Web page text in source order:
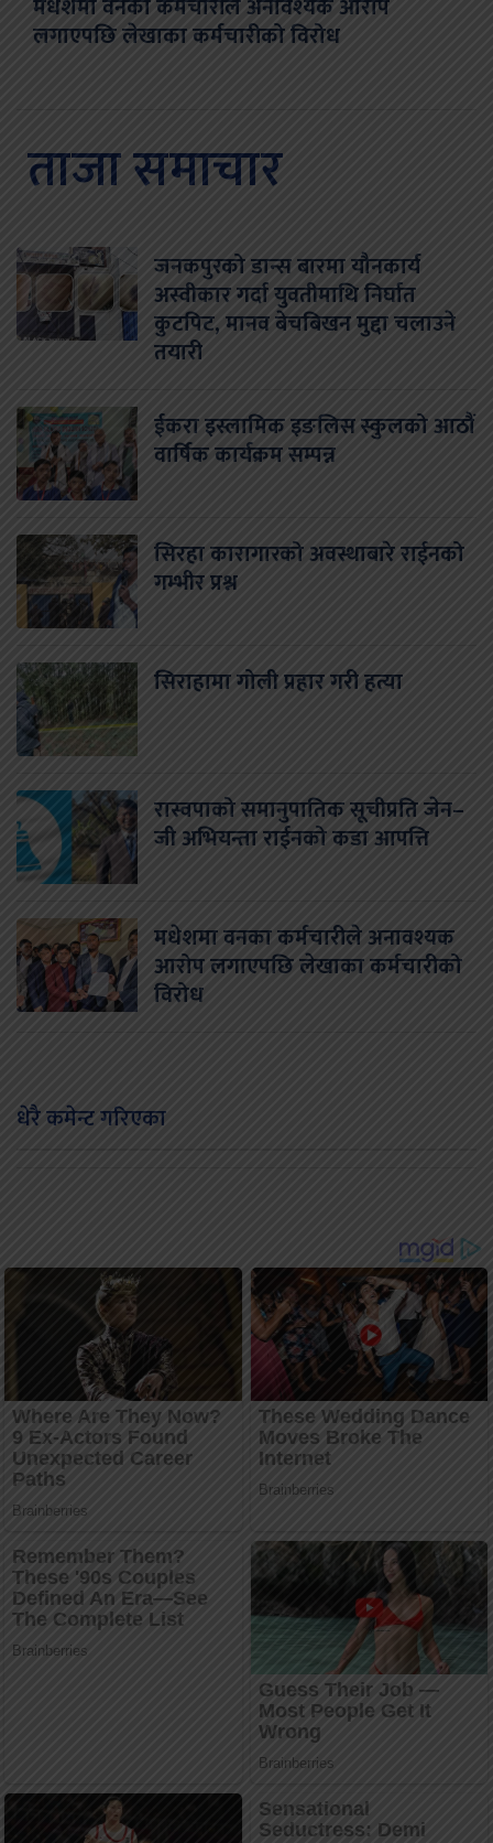
लगाएपछि लेखाका कर्मचारीको विरोध
ताजा समाचार
जनकपुरको डान्स बारमा यौनकार्य
अस्वीकार गर्दा युवतीमाथि निर्घात
कुटपिट, मानव बेचबिखन मुद्दा चलाउने
तयारी
ईकरा इस्लामिक इङलिस स्कुलको आठौं
वार्षिक कार्यक्रम सम्पन्न
सिरहा कारागारको अवस्थाबारे राईनको
गम्भीर प्रश्न
सिराहामा गोली प्रहार गरी हत्या
रास्वपाको समानुपातिक सूचीप्रति जेन–
जी अभियन्ता राईनको कडा आपत्ति
मधेशमा वनका कर्मचारीले अनावश्यक
आरोप लगाएपछि लेखाका कर्मचारीको
विरोध
धेरै कमेन्ट गरिएका